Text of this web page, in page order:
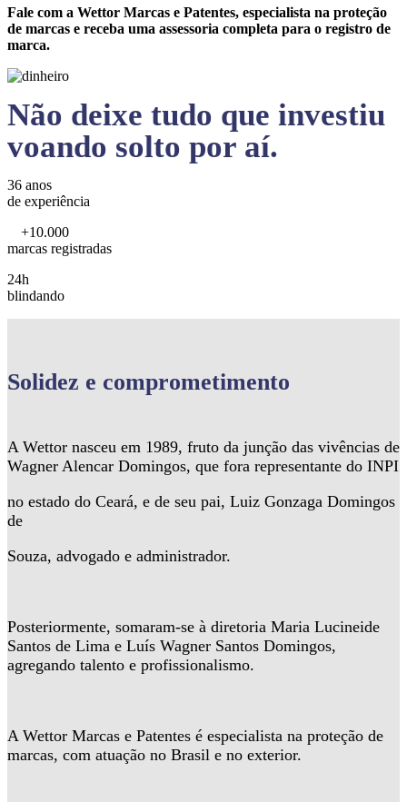
Fale com a Wettor Marcas e Patentes, especialista na proteção
de marcas e receba uma assessoria completa para o registro de
marca.
Não deixe tudo que investiu
voando solto por aí.
36 anos
de experiência
+10.000
marcas registradas
24h
blindando
Solidez e comprometimento
A Wettor nasceu em 1989, fruto da junção das vivências de
Wagner Alencar Domingos, que fora representante do INPI
no estado do Ceará, e de seu pai, Luiz Gonzaga Domingos
de
Souza, advogado e administrador.
Posteriormente, somaram-se à diretoria Maria Lucineide
Santos de Lima e Luís Wagner Santos Domingos,
agregando talento e profissionalismo.
A Wettor Marcas e Patentes é especialista na proteção de
marcas, com atuação no Brasil e no exterior.